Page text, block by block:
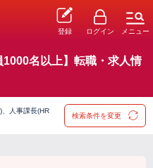
登録 ログイン メニュー
1000名以上】転職・求人情
人事課長(HR
検索条件を変更